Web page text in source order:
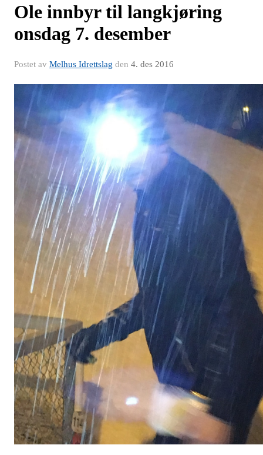
Ole innbyr til langkjøring
onsdag 7. desember
Postet av Melhus Idrettslag den 4. des 2016